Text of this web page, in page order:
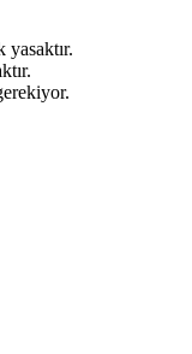
yasaktır.